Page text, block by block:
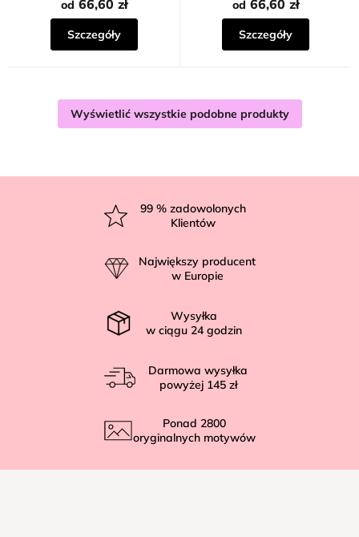
od 66,60 zł
Szczegóły
od 66,60 zł
Szczegóły
Wyświetlić wszystkie podobne produkty
99 % zadowolonych
Klientów
Największy producent
w Europie
Wysyłka
w ciągu 24 godzin
Darmowa wysyłka
powyżej 145 zł
Ponad 2800
oryginalnych motywów